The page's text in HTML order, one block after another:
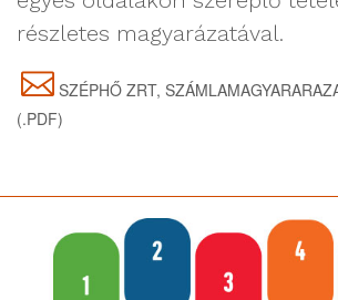
részletes magyarázatával.
SZÉPHŐ ZRT,
(.PDF)